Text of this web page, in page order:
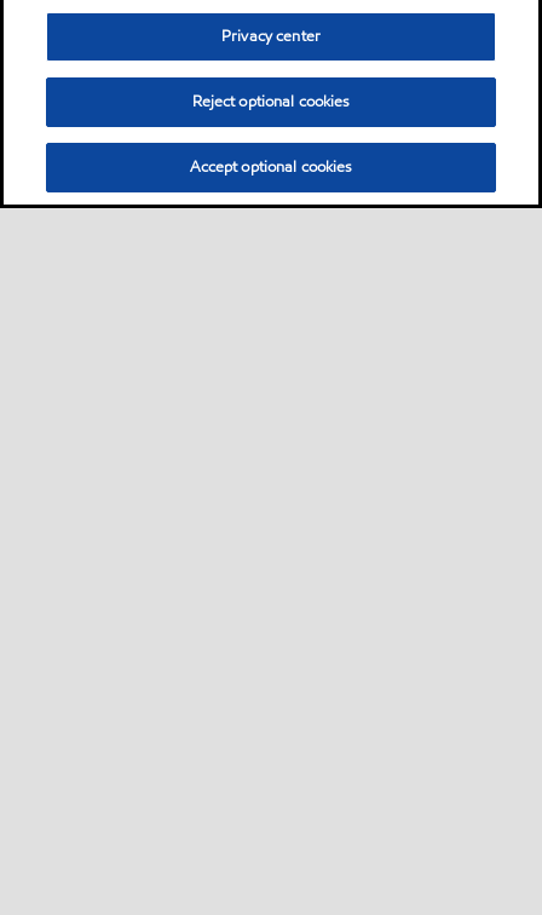
Privacy center
Reject optional cookies
Accept optional cookies